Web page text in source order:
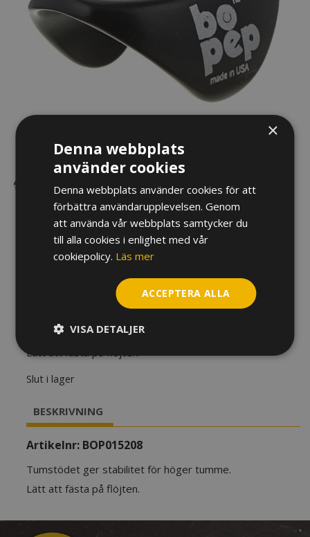
TUMSTÖD BO PEP BP-3, FÖR
Tumstödet ger stabilitet för höger tumme.
Lätt att fästa på flöjten.
Slut i lager
BESKRIVNING
Artikelnr: BOP015208
Tumstödet ger stabilitet för höger tumme.
Lätt att fästa på flöjten.
×
Denna webbplats
använder cookies
Denna webbplats använder cookies för att
förbättra användarupplevelsen. Genom
att använda vår webbplats samtycker du
till alla cookies i enlighet med vår
cookiepolicy. Läs mer
ACCEPTERA ALLA
VISA DETALJER